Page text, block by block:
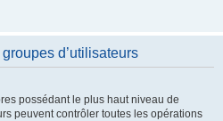
d’utilisateurs
possédant le plus haut niveau de
peuvent contrôler toutes les opérations